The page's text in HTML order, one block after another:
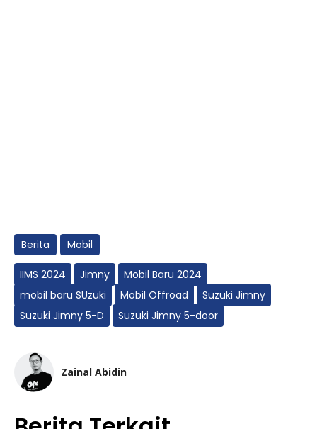
Berita Mobil
IIMS 2024 Jimny
Mobil Baru 2024
mobil baru SUzuki
Mobil Offroad
Suzuki Jimny
Suzuki Jimny 5-D
Suzuki Jimny 5-door
Zainal Abidin